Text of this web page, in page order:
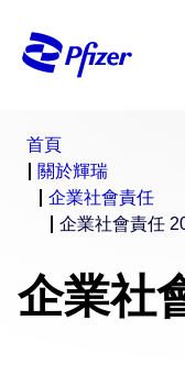
首頁
關於輝瑞
企業社會責任
企業社會責任
企業社